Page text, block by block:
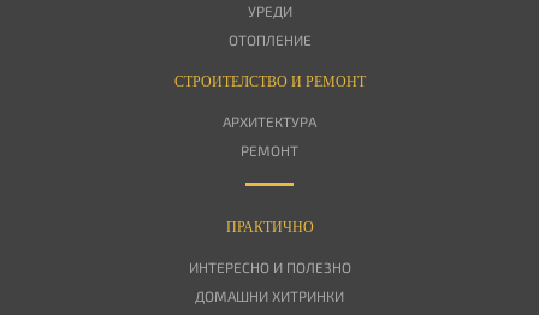
УРЕДИ
ОТОПЛЕНИЕ
СТРОИТЕЛСТВО И РЕМОНТ
АРХИТЕКТУРА
РЕМОНТ
ПРАКТИЧНО
ИНТЕРЕСНО И ПОЛЕЗНО
ДОМАШНИ ХИТРИНКИ